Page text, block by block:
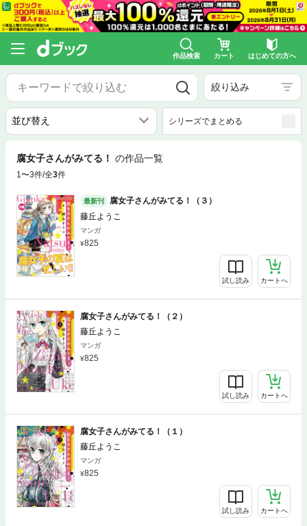
作品検索 カート はじめての方へ
絞り込み
シリーズでまとめる
腐女子さんがみてる！ の作品一覧
1〜3件/全3件
最新刊
腐女子さんがみてる！（３）
藤丘ようこ
マンガ
825
試し読み カートへ
腐女子さんがみてる！（２）
藤丘ようこ
マンガ
825
試し読み カートへ
腐女子さんがみてる！（１）
藤丘ようこ
マンガ
825
試し読み カートへ